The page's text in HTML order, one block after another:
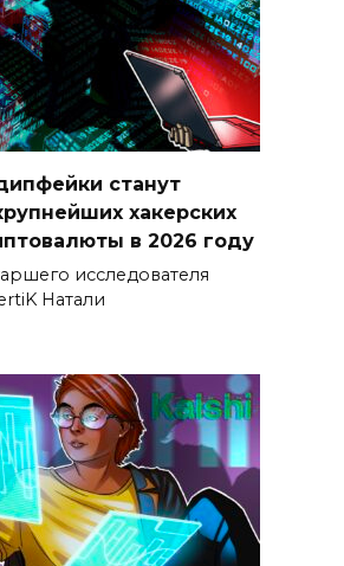
станут
хакерских
в 2026 году
исследователя
Натали